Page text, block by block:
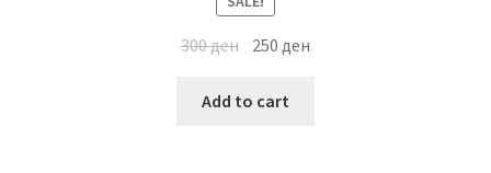
300ден 250ден
Add to cart